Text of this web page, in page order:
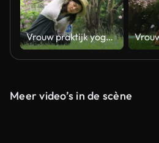
Vrouw praktijk yoga oefening
Meer video’s in de scène